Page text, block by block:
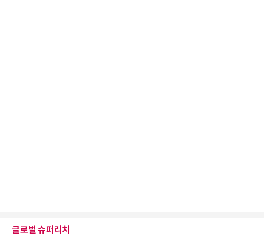
글로벌 슈퍼리치